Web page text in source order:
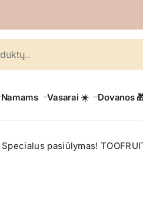
Namams Vasarai ☀️ Dovanos
Specialus pasiūlymas!